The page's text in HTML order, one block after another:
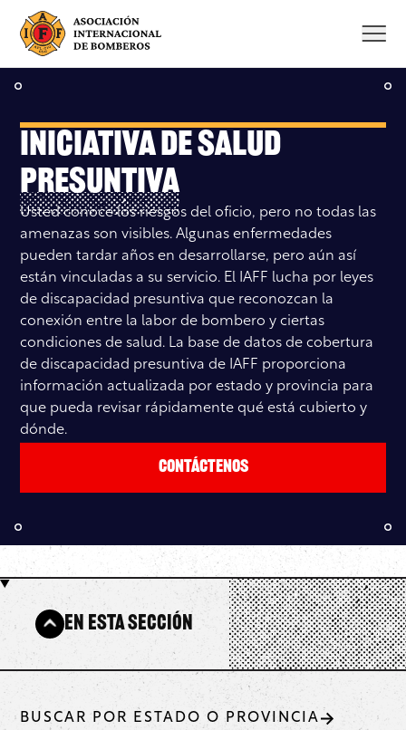
Saltar
contenido
Iniciativa de Salud
Presuntiva
Usted conoce los riesgos del oficio, pero no todas las
amenazas son visibles. Algunas enfermedades
pueden tardar años en desarrollarse, pero aún así
están vinculadas a su servicio. El IAFF lucha por leyes
de discapacidad presuntiva que reconozcan la
conexión entre la labor de bombero y ciertas
condiciones de salud. La base de datos de cobertura
de discapacidad presuntiva de IAFF proporciona
información actualizada por estado y provincia para
que pueda revisar rápidamente qué está cubierto y
dónde.
Contáctenos
En esta sección
BUSCAR POR ESTADO O PROVINCIA